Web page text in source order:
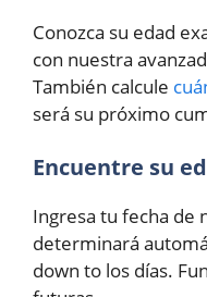
Conozca su edad
con nuestra
También calcule
será su próximo
Encuentre su
Ingresa tu fecha de
determinará
down to los días.